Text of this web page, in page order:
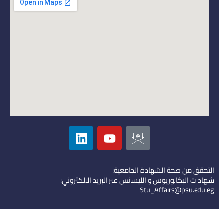
I
c
o
n
-
e
Y
o
u
u
b
L
i
n
e
d
التحقق من صحة الشهادة الجامعية:
شهادات البكالوريوس و الليسانس عبر البريد الالكتروني:
Stu_Affairs@psu.edu.eg